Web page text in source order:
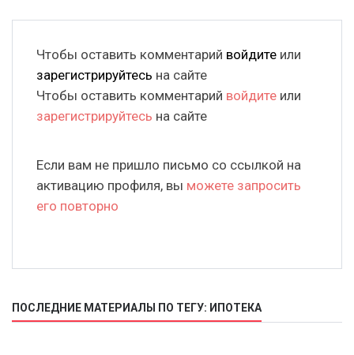
Чтобы оставить комментарий войдите или
зарегистрируйтесь на сайте
Чтобы оставить комментарий войдите или
зарегистрируйтесь на сайте
Если вам не пришло письмо со ссылкой на
активацию профиля, вы можете запросить
его повторно
ПОСЛЕДНИЕ МАТЕРИАЛЫ ПО ТЕГУ: ИПОТЕКА